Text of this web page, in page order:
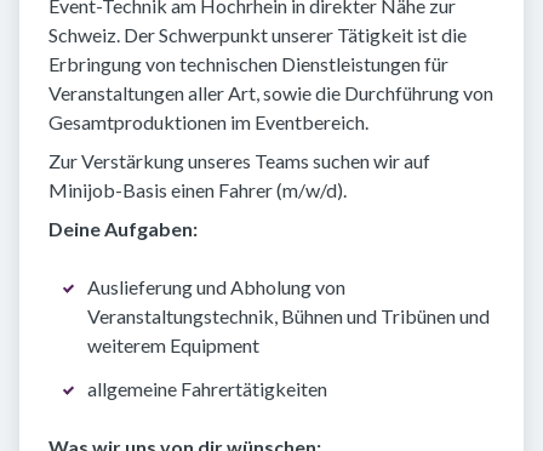
Event-Technik am Hochrhein in direkter Nähe zur
Schweiz. Der Schwerpunkt unserer Tätigkeit ist die
Erbringung von technischen Dienstleistungen für
Veranstaltungen aller Art, sowie die Durchführung von
Gesamtproduktionen im Eventbereich.
Zur Verstärkung unseres Teams suchen wir auf
Minijob-Basis einen Fahrer (m/w/d).
Deine Aufgaben:
Auslieferung und Abholung von
Veranstaltungstechnik, Bühnen und Tribünen und
weiterem Equipment
allgemeine Fahrertätigkeiten